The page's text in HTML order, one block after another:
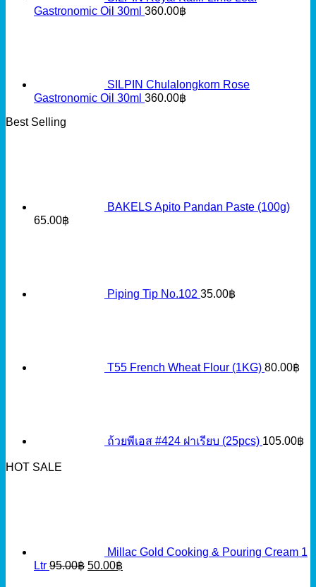
Gastronomic Oil 30ml 360.00฿
SILPIN Chulalongkorn Rose
Gastronomic Oil 30ml 360.00฿
Best Selling
BAKELS Apito Pandan Paste (100g)
65.00฿
Piping Tip No.102 35.00฿
T55 French Wheat Flour (1KG) 80.00฿
ถ้วยพีเอส #424 ฝาเรียบ (25pcs) 105.00฿
HOT SALE
Millac Gold Cooking & Pouring Cream 1
Ltr 95.00฿ Original
50.00฿